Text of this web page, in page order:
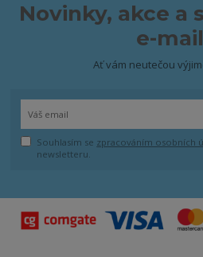
Novinky, akce a
e-
Ať vám neutečou
Souhlasím se zpracováním osobních
newsletteru.